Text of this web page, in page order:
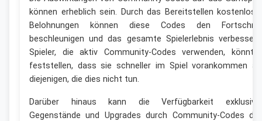
können erheblich sein. Durch das Bereitstellen
Belohnungen können diese Codes den
beschleunigen und das gesamte Spielerlebnis
Spieler, die aktiv Community-Codes verwenden,
feststellen, dass sie schneller im Spiel vorankommen
diejenigen, die dies nicht tun.
Darüber hinaus kann die Verfügbarkeit
Gegenstände und Upgrades durch Community-Codes